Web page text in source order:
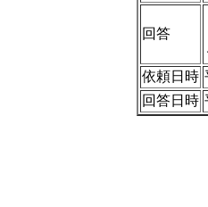
回答
依頼日時
回答日時